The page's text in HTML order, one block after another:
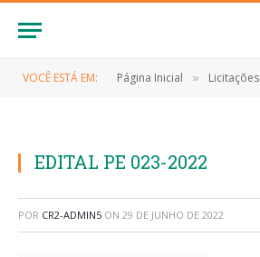
VOCÊ ESTÁ EM: Página Inicial » Licitações
EDITAL PE 023-2022
POR CR2-ADMIN5 ON 29 DE JUNHO DE 2022